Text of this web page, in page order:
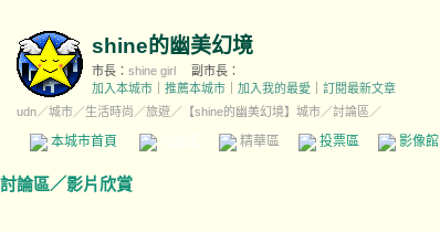
shine的幽美幻境
市長： shine girl
副市長：
加入本城市
推薦本城市 加入我的最愛
訂閱最新文章
udn／城市／生活時尚 ／旅遊／ 【shine的幽美幻境】城市／討論區／
本城市首頁 精華區 投票區 影像館
討論區／影片欣賞